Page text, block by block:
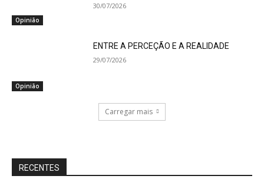
Opinião
30/07/2026
Opinião
ENTRE A PERCEÇÃO E A REALIDADE
29/07/2026
Carregar mais
RECENTES